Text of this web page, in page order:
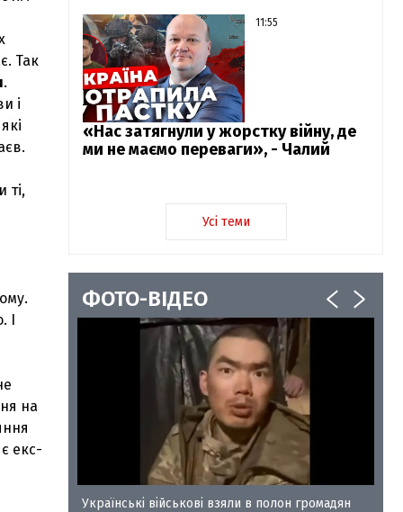
Так
.
і
ті,
І
на
екс-
11:55
«Нас затягнули у жорстку війну, де
ми не маємо переваги», - Чалий
Усі теми
ФОТО-ВІДЕО
Українські військові взяли в полон громадян